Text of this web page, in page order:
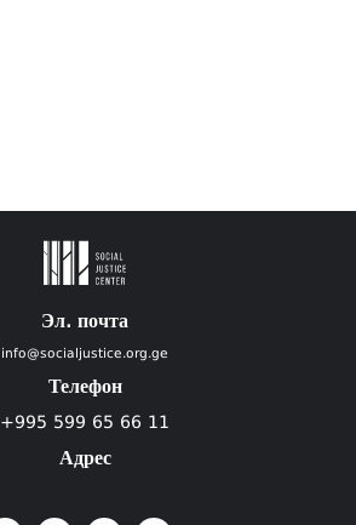
Эл. почта
info@socialjustice.org.ge
Телефон
+995 599 65 66 11
Адрес